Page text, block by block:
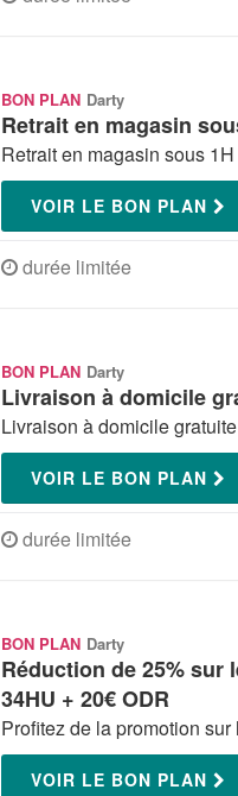
BON PLAN Darty
Retrait en magasin
Retrait en magasin sous
VOIR LE BON PLAN
durée limitée
BON PLAN Darty
Livraison à domicile
Livraison à domicile
VOIR LE BON PLAN
durée limitée
BON PLAN Darty
Réduction de 25% sur
34HU + 20€ ODR
Profitez de la promotion sur
VOIR LE BON PLAN